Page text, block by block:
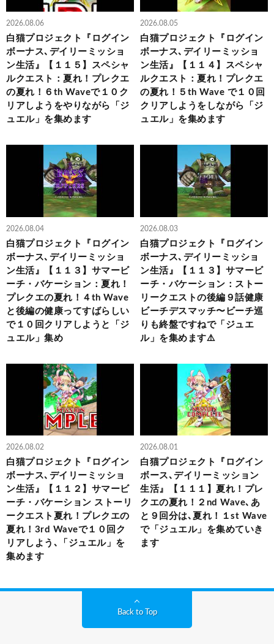
2026.08.06
白猫プロジェクト『ログイン
ボーナス､デイリーミッショ
ン生活』【１１５】スペシャ
ルクエスト：夏れ！プレクエ
の夏れ！６th Waveで１０ク
リアしようをやりながら「ジ
ュエル」を集めます
2026.08.05
白猫プロジェクト『ログイン
ボーナス､デイリーミッショ
ン生活』【１１４】スペシャ
ルクエスト：夏れ！プレクエ
の夏れ！５th Wave で１０回
クリアしようをしながら「ジ
ュエル」を集めます
2026.08.04
白猫プロジェクト『ログイン
ボーナス､デイリーミッショ
ン生活』【１１３】サマービ
ーチ・バケーション：夏れ！
プレクエの夏れ！４th Wave
と後編の健康ってすばらしい
で１０回クリアしようと「ジ
ュエル」集め
2026.08.03
白猫プロジェクト『ログイン
ボーナス､デイリーミッショ
ン生活』【１１３】サマービ
ーチ・バケーション：ストー
リークエストの後編９話健康
ビーチデスマッチ〜ビーチ巡
りも終盤ですねで「ジュエ
ル」を集めます⚠️
2026.08.02
白猫プロジェクト『ログイン
ボーナス､デイリーミッショ
ン生活』【１１２】サマービ
ーチ・バケーション ストーリ
ークエスト夏れ！プレクエの
夏れ！3rd Waveで１０回ク
リアしよう､「ジュエル」を
集めます
2026.08.01
白猫プロジェクト『ログイン
ボース､デイリーミッション
生活』【１１１】夏れ！プレ
クエの夏れ！２nd Wave､あ
と９回分は､夏れ！１st Wave
で「ジュエル」を集めていき
ます
Back to Top